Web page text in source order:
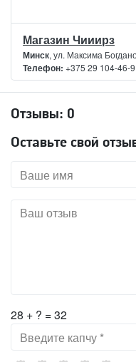
Магазин Чииирз
Минск, ул. Максима
Телефон: +375 29 104-46-
Отзывы: 0
Оставьте свой
28 + ? = 32